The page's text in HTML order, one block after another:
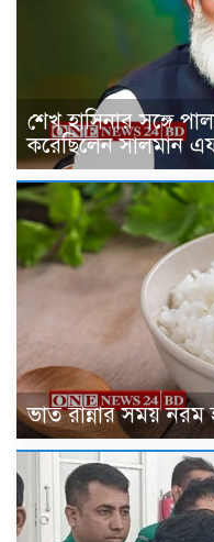
শেখ হাসিনার সঙ্গে
করেছিলেন সালমান
ভাত রান্নার সময়